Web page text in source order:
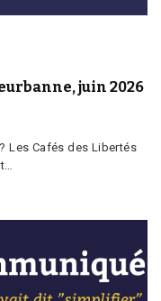
juin 2026
Les Cafés des Libertés